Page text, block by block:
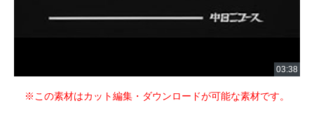
※この素材はカット編集・ダウンロードが可能な素材です。